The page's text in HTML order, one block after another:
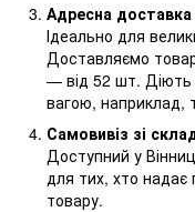
Адресна
Ідеально для
Доставляємо
— від 52 шт. Діють
вагою, наприклад,
Самовивіз зі
Доступний у
для тих, хто
товару.